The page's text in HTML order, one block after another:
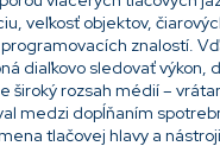
veľkosť objektov,
znalostí.
diaľkovo sledovať výkon,
široký rozsah médií –
medzi dopĺňaním
tlačovej hlavy a